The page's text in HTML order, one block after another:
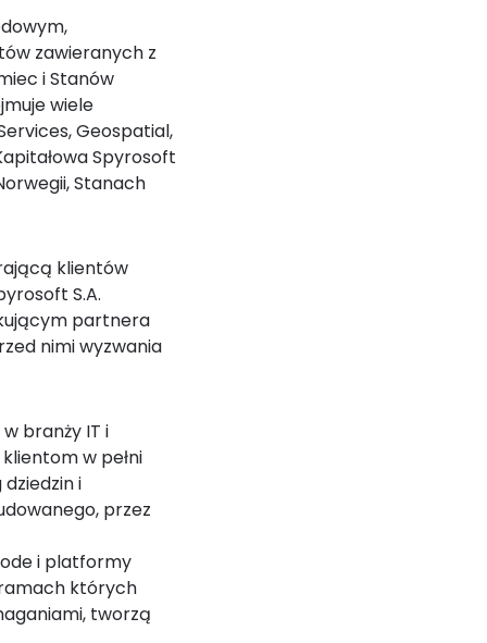
zawieranych z
i Stanów
wiele
Geospatial,
Spyrosoft
Stanach
klientów
S.A.
partnera
nimi wyzwania
branży IT i
w pełni
i
przez
i platformy
których
tworzą